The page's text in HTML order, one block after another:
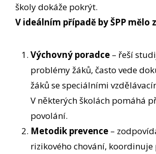
školy dokáže pokrýt.
V ideálním případě by ŠPP mělo
Výchovný poradce – řeší
problémy žáků, často vede
žáků se speciálními
V některých školách pomáhá
povolání.
Metodik prevence –
rizikového chování,